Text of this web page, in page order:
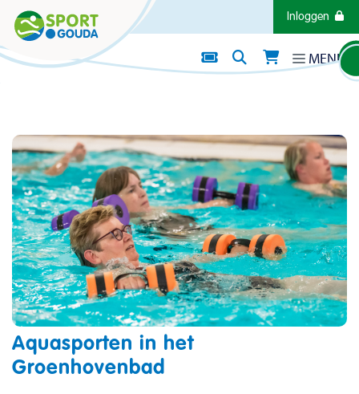
Direct naar de inhoud van de pagina Inloggen
MENU
Aquasporten in het
Groenhovenbad